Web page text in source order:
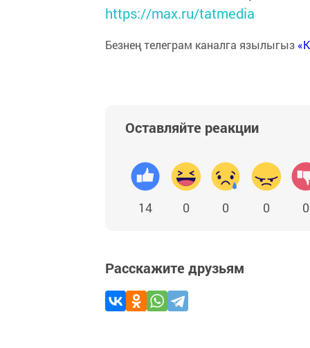
https://max.ru/tatmedia
Безнең телеграм каналга язылыгыз
Оставляйте реакции
14 0 0 0 0
Расскажите друзьям